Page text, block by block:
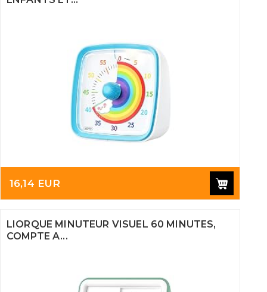
16,14 EUR
LIORQUE MINUTEUR VISUEL 60 MINUTES,
COMPTE A...